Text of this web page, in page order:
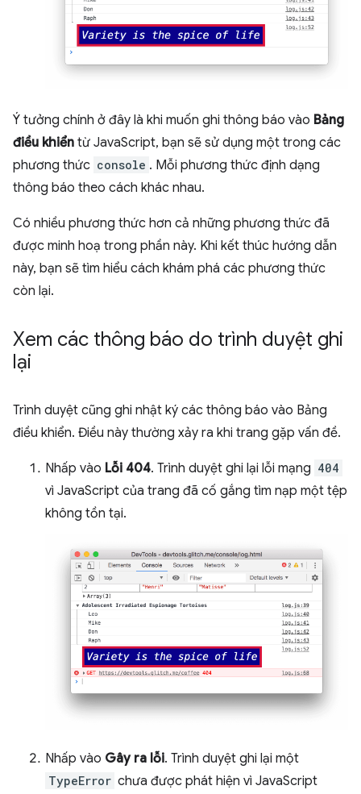
Ý tưởng chính ở đây là khi muốn ghi thông báo vào Bảng
điều khiển từ JavaScript, bạn sẽ sử dụng một trong các
phương thức console . Mỗi phương thức định dạng
thông báo theo cách khác nhau.
Có nhiều phương thức hơn cả những phương thức đã
được minh hoạ trong phần này. Khi kết thúc hướng dẫn
này, bạn sẽ tìm hiểu cách khám phá các phương thức
còn lại.
Xem các thông báo do trình duyệt ghi
lại
Trình duyệt cũng ghi nhật ký các thông báo vào Bảng
điều khiển. Điều này thường xảy ra khi trang gặp vấn đề.
Nhấp vào Lỗi 404. Trình duyệt ghi lại lỗi mạng 404
vì JavaScript của trang đã cố gắng tìm nạp một tệp
không tồn tại.
Nhấp vào Gây ra lỗi. Trình duyệt ghi lại một
TypeError chưa được phát hiện vì JavaScript